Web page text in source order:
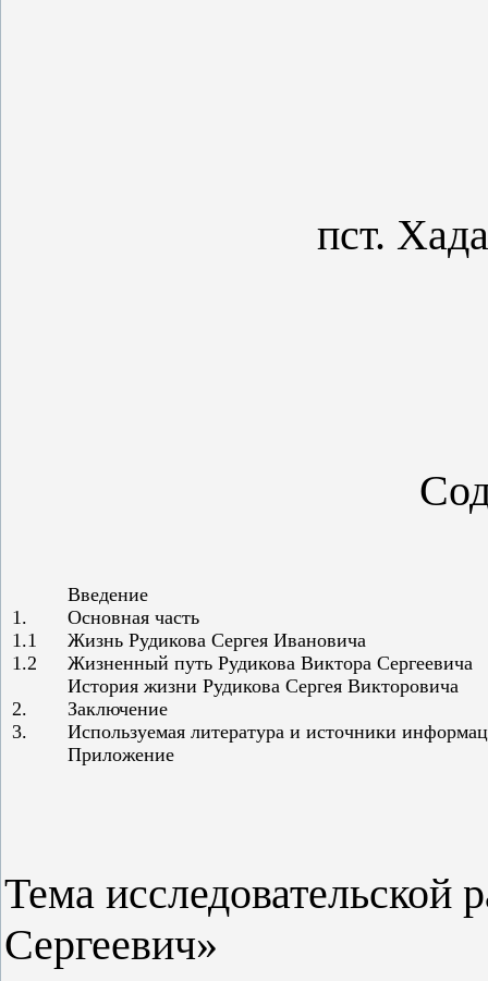
пст.
Введение
1.
Основная часть
1.1
Жизнь Рудикова Сергея Ивановича
1.2
Жизненный путь Рудикова Виктора Сергеевича
История жизни Рудикова Сергея Викторовича
2.
Заключение
3.
Используемая литература и источники
Приложение
Тема исследовательской
Сергеевич»